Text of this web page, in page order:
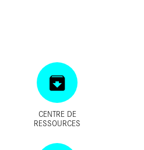
CENTRE DE
RESSOURCES